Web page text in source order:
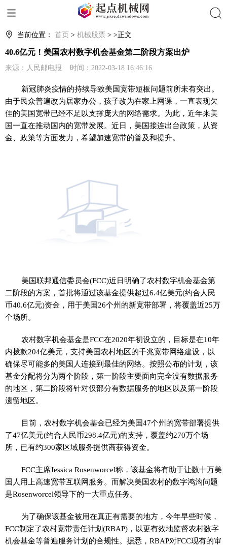
当前位置： 首页 > 机械股票 > >正文
40.6亿元！美国农村数字机会基金第二阶段方案出炉
来源：人民邮电报 时间：2022-03-18 16:46:16
新冠肺炎疫情的持续导致美国宽带短板问题前所未有突出。
由于民众普遍改为居家办公，孩子改为在家上网课，一直表现欠
佳的美国宽带已经不足以支撑庞大的网络需求。为此，近年来美
国一直在推动国内的宽带发展。近日，美国接连出台政策，从资
金、政策等方面发力，希望加速宽带的普及和提升。
美国联邦通信委员会(FCC)近日明确了农村数字机会基金第
二阶段的方案，首批将通过该基金提供超过6.4亿美元(约合人民
币40.6亿元)资金，用于美国26个州的新宽带部署，将覆盖近25万
个场所。
农村数字机会基金是FCC在2020年初设立的，目标是在10年
内拨款204亿美元，支持美国农村地区的千兆宽带网络建设，以
确保尽可能多的美国人连接到最佳的网络。按照公布的计划，该
基金分配将分为两个阶段，第一阶段主要面向完全没有数据服务
的地区，第二阶段将针对仅部分有数据服务的地区以及第一阶段
遗留地区。
目前，农村数字机会基金已经为美国47个州的宽带部署提供
了47亿美元(约合人民币298.4亿元)的支持，覆盖约270万个场
所，已有约300家区域服务提供商获得资金。
FCC主席Jessica Rosenworcel称，该基金将有助于让数十万美
国人用上高速宽带互联网服务。而解决美国农村的数字鸿沟问题
是Rosenworcel领导下的一大重点任务。
为了确保该基金被用在真正有需要的地方，今年早些时候，
FCC制定了农村宽带责任计划(RBAP)，以更有效地监督农村数字
机会基金等普遍服务计划的合规性。据悉，RBAP对FCC现有的审